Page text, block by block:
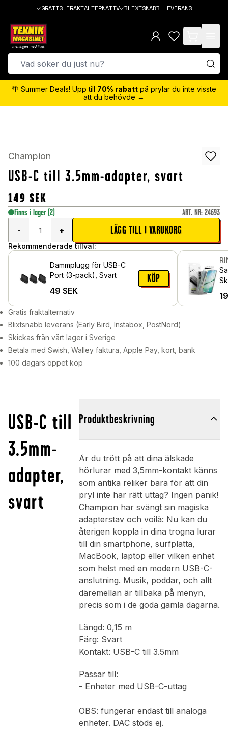
GRATIS FRAKTALTERNATIV BLIXTSNABB LEVERANS
items in cart,
🌴 Summer Deals! Upp till 70% rabatt på prylar du inte visste
att du behövde →
Champion
USB-C till 3.5mm-adapter, svart
149 SEK
Finns i lager (2) ART. NR: 24693
-
+ LÄGG TILL I VARUKORG
Rekommenderade tillval:
Dammplugg för USB-C
Port (3-pack), Svart
49 SEK
KÖP
Gratis fraktalternativ
Blixtsnabb leverans (Early Bird, Instabox, PostNord)
Skickas från vårt lager i Sverige
Betala med Swish, Walley faktura, Apple Pay, kort, bank
100 dagars öppet köp
USB-C till
3.5mm-
adapter,
svart
Produktbeskrivning
Är du trött på att dina älskade
hörlurar med 3,5mm-kontakt känns
som antika reliker bara för att din
pryl inte har rätt uttag? Ingen panik!
Champion har svängt sin magiska
adapterstav och voilà: Nu kan du
återigen koppla in dina trogna lurar
till din smartphone, surfplatta,
MacBook, laptop eller vilken enhet
som helst med en modern USB-C-
anslutning. Musik, poddar, och allt
däremellan är tillbaka på menyn,
precis som i de goda gamla dagarna.
Längd: 0,15 m
Färg: Svart
Kontakt: USB-C till 3.5mm
Passar till:
- Enheter med USB-C-uttag
OBS: fungerar endast till analoga
enheter. DAC stöds ej.